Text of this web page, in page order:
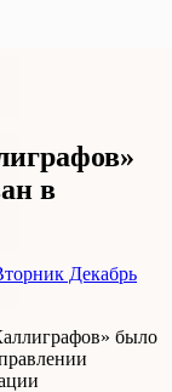
в
Декабрь
было